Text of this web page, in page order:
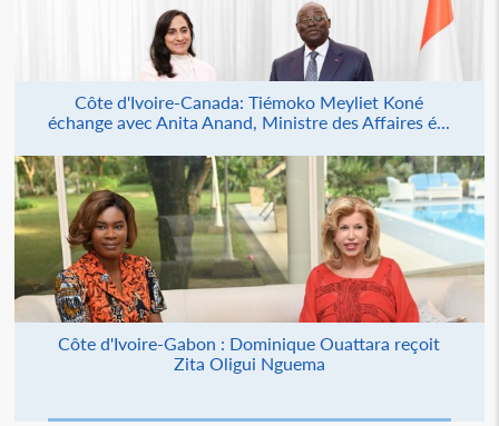
Côte d'Ivoire-Canada: Tiémoko Meyliet Koné
échange avec Anita Anand, Ministre des Affaires é...
Côte d'Ivoire-Gabon : Dominique Ouattara reçoit
Zita Oligui Nguema